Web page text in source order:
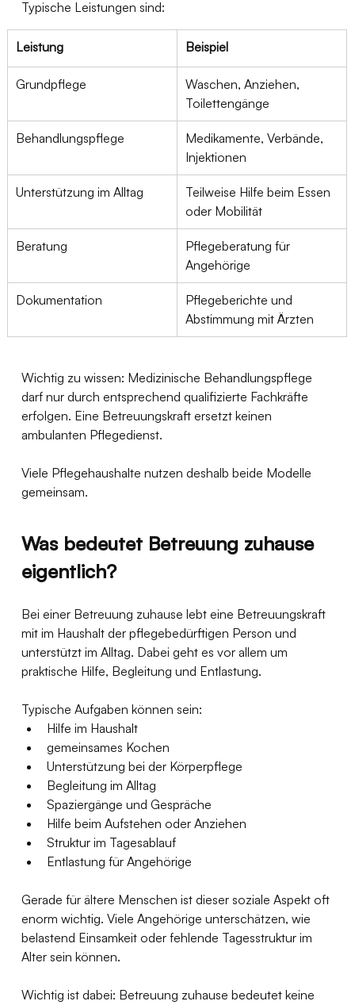
Typische Leistungen sind:
Leistung Beispiel
Grundpflege
Waschen, Anziehen,
Toilettengänge
Behandlungspflege
Medikamente, Verbände,
Injektionen
Unterstützung im Alltag
Teilweise Hilfe beim Essen
oder Mobilität
Beratung
Pflegeberatung für
Angehörige
Dokumentation
Pflegeberichte und
Abstimmung mit Ärzten
Wichtig zu wissen: Medizinische Behandlungspflege
darf nur durch entsprechend qualifizierte Fachkräfte
erfolgen. Eine Betreuungskraft ersetzt keinen
ambulanten Pflegedienst.
Viele Pflegehaushalte nutzen deshalb beide Modelle
gemeinsam.
Was bedeutet Betreuung zuhause
eigentlich?
Bei einer Betreuung zuhause lebt eine Betreuungskraft
mit im Haushalt der pflegebedürftigen Person und
unterstützt im Alltag. Dabei geht es vor allem um
praktische Hilfe, Begleitung und Entlastung.
Typische Aufgaben können sein:
Hilfe im Haushalt
gemeinsames Kochen
Unterstützung bei der Körperpflege
Begleitung im Alltag
Spaziergänge und Gespräche
Hilfe beim Aufstehen oder Anziehen
Struktur im Tagesablauf
Entlastung für Angehörige
Gerade für ältere Menschen ist dieser soziale Aspekt oft
enorm wichtig. Viele Angehörige unterschätzen, wie
belastend Einsamkeit oder fehlende Tagesstruktur im
Alter sein können.
Wichtig ist dabei: Betreuung zuhause bedeutet keine